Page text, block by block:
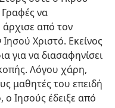
να
από τον
Χριστό. Εκείνος
για να διασαφηνίσει
Λόγου χάρη,
μαθητές του επειδή
Ιησούς έδειξε από